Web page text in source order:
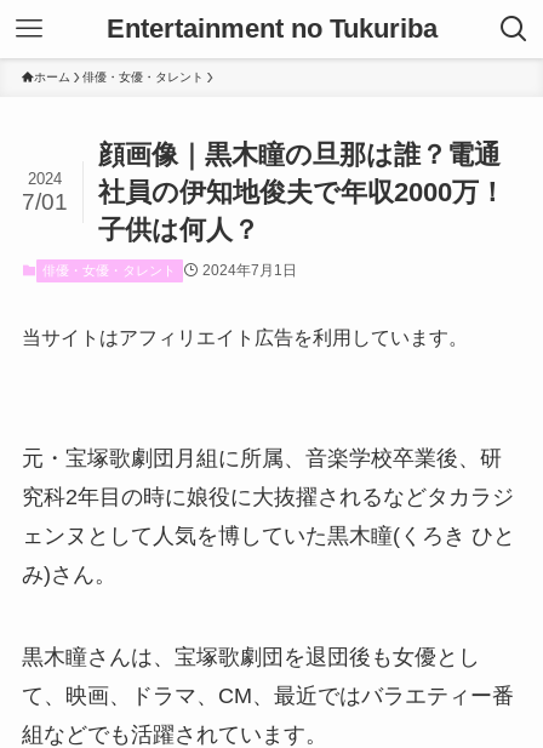
Entertainment no Tukuriba
ホーム 俳優・女優・タレント
顔画像｜黒木瞳の旦那は誰？電通
社員の伊知地俊夫で年収2000万！
子供は何人？
2024
7/01
俳優・女優・タレント 2024年7月1日
当サイトはアフィリエイト広告を利用しています。
元・宝塚歌劇団月組に所属、音楽学校卒業後、研
究科2年目の時に娘役に大抜擢されるなどタカラジ
ェンヌとして人気を博していた黒木瞳(くろき ひと
み)さん。
黒木瞳さんは、宝塚歌劇団を退団後も女優とし
て、映画、ドラマ、CM、最近ではバラエティー番
組などでも活躍されています。